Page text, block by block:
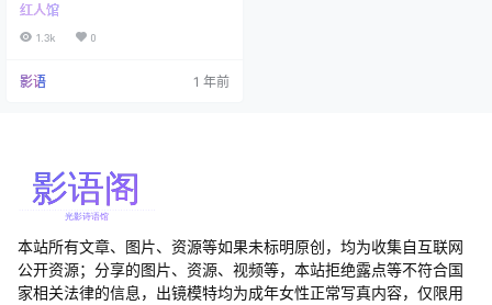
的水瓶座网红模特，以80-117-90
的"魔鬼身材"在网络上横行霸道。
姑娘的衣橱大概比你的人生阅历还
能掩盖他…
红人馆
1.3k 0
影语 1 年前
本站所有文章、图片、资源等如果未标明原创，均为收集自互联网
公开资源；分享的图片、资源、视频等，本站拒绝露点等不符合国
家相关法律的信息，出镜模特均为成年女性正常写真内容，仅限用